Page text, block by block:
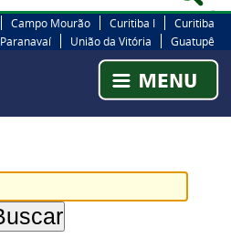
Campo Mourão Curitiba I
Curitiba
Paranavaí União da Vitória Guatupê